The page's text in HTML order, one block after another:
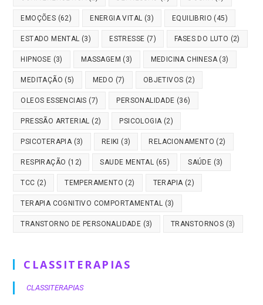
EMOÇÕES (62) ENERGIA VITAL (3) EQUILIBRIO (45)
ESTADO MENTAL (3) ESTRESSE (7) FASES DO LUTO (2)
HIPNOSE (3) MASSAGEM (3) MEDICINA CHINESA(3)
MEDITAÇÃO (5) MEDO (7) OBJETIVOS (2)
OLEOS ESSENCIAIS (7) PERSONALIDADE (36)
PRESSÃO ARTERIAL (2) PSICOLOGIA(2)
PSICOTERAPIA(3) REIKI (3) RELACIONAMENTO (2)
RESPIRAÇÃO (12) SAUDE MENTAL (65) SAÚDE (3)
TCC (2) TEMPERAMENTO (2) TERAPIA(2)
TERAPIA COGNITIVO COMPORTAMENTAL (3)
TRANSTORNO DE PERSONALIDADE (3) TRANSTORNOS (3)
CLASSITERAPIAS
CLASSITERAPIAS